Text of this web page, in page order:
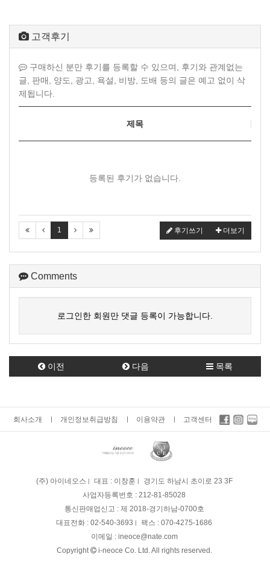
고객후기
구매하신 분만 후기를 등록할 수 있으며, 후기와 관계없는
글, 판매, 양도, 광고, 욕설, 비방, 도배 등의 글은 예고 없이 삭
제됩니다.
제목
등록된 후기가 없습니다.
1 후기쓰기 더보기
Comments
로그인한 회원만 댓글 등록이 가능합니다.
이전 다음 목록
회사소개 개인정보취급방침 이용약관 고객센터
(주) 아이네오스 대표 : 이창훈
경기도 하남시 초이로 23 3F
사업자등록번호 : 212-81-85028
통신판매업신고 : 제 2018-경기하남-0700호
대표전화 : 02-540-3693 팩스 : 070-4275-1686
이메일 : ineoce@nate.com
Copyright
i-neoce Co. Ltd. All rights reserved.